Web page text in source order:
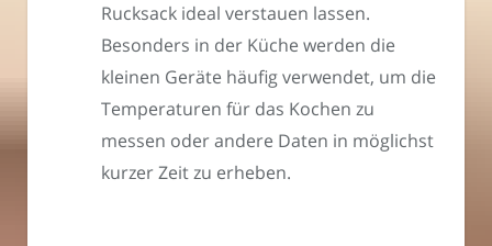
Rucksack ideal verstauen lassen.
Besonders in der Küche werden die
kleinen Geräte häufig verwendet, um die
Temperaturen für das Kochen zu
messen oder andere Daten in möglichst
kurzer Zeit zu erheben.